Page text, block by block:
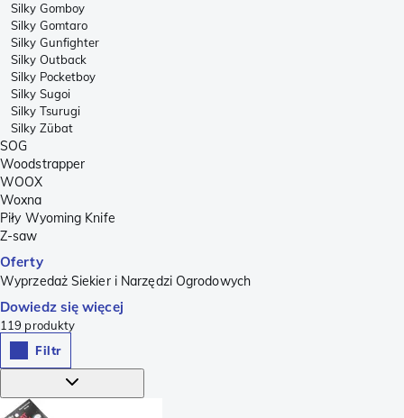
Silky Gomboy
Silky Gomtaro
Silky Gunfighter
Silky Outback
Silky Pocketboy
Silky Sugoi
Silky Tsurugi
Silky Zübat
SOG
Woodstrapper
WOOX
Woxna
Piły Wyoming Knife
Z-saw
Oferty
Wyprzedaż Siekier i Narzędzi Ogrodowych
Dowiedz się więcej
119 produkty
Filtr